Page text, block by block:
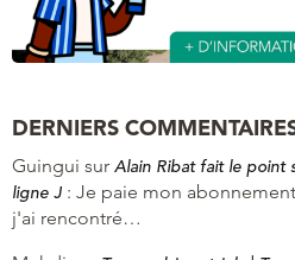
DERNIERS
Guingui sur Alain Ribat fait le point
ligne J : Je paie mon
j'ai rencontré…